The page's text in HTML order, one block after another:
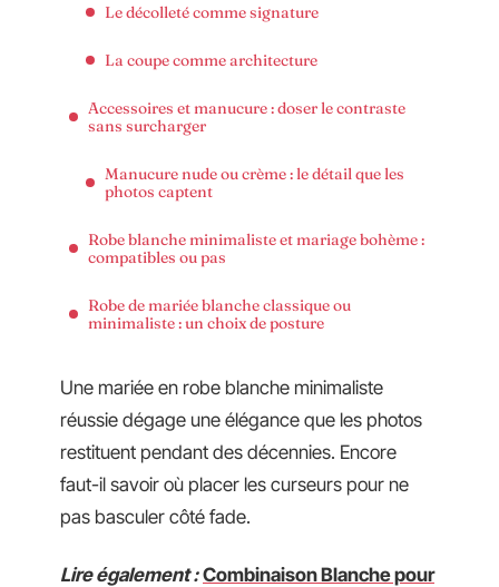
Le décolleté comme signature
La coupe comme architecture
Accessoires et manucure : doser le contraste
sans surcharger
Manucure nude ou crème : le détail que les
photos captent
Robe blanche minimaliste et mariage bohème :
compatibles ou pas
Robe de mariée blanche classique ou
minimaliste : un choix de posture
Une mariée en robe blanche minimaliste
réussie dégage une élégance que les photos
restituent pendant des décennies. Encore
faut-il savoir où placer les curseurs pour ne
pas basculer côté fade.
Lire également : Combinaison Blanche pour